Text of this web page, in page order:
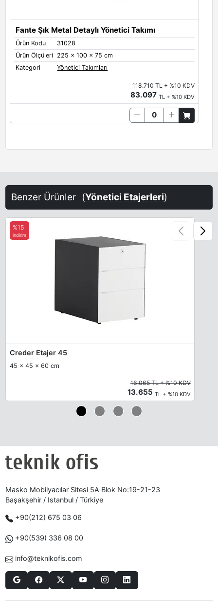
Fante Şık Metal Detaylı Yönetici Takımı
Ürün Kodu
31028
Ürün Ölçüleri 225 x 100 x 75 cm
Kategori
Yönetici Takımları
118.710 TL + %10 KDV
83.097TL + %10 KDV
Benzer Ürünler (Yönetici Etajerleri)
Creder Etajer 45
45 x 45 x 60 cm
%15
indirim
16.065 TL + %10 KDV
13.655 TL + %10 KDV
Masko Mobilyacılar Sitesi 5A Blok No:19-21-23
Başakşehir / Istanbul / Türkiye
+90(212) 675 03 06
+90(539) 336 08 00
info@teknikofis.com